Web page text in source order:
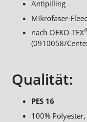
Antipilling
Mikrofaser-
nach OEKO-TEX
(0910058/
Qualität:
PES 16
100%